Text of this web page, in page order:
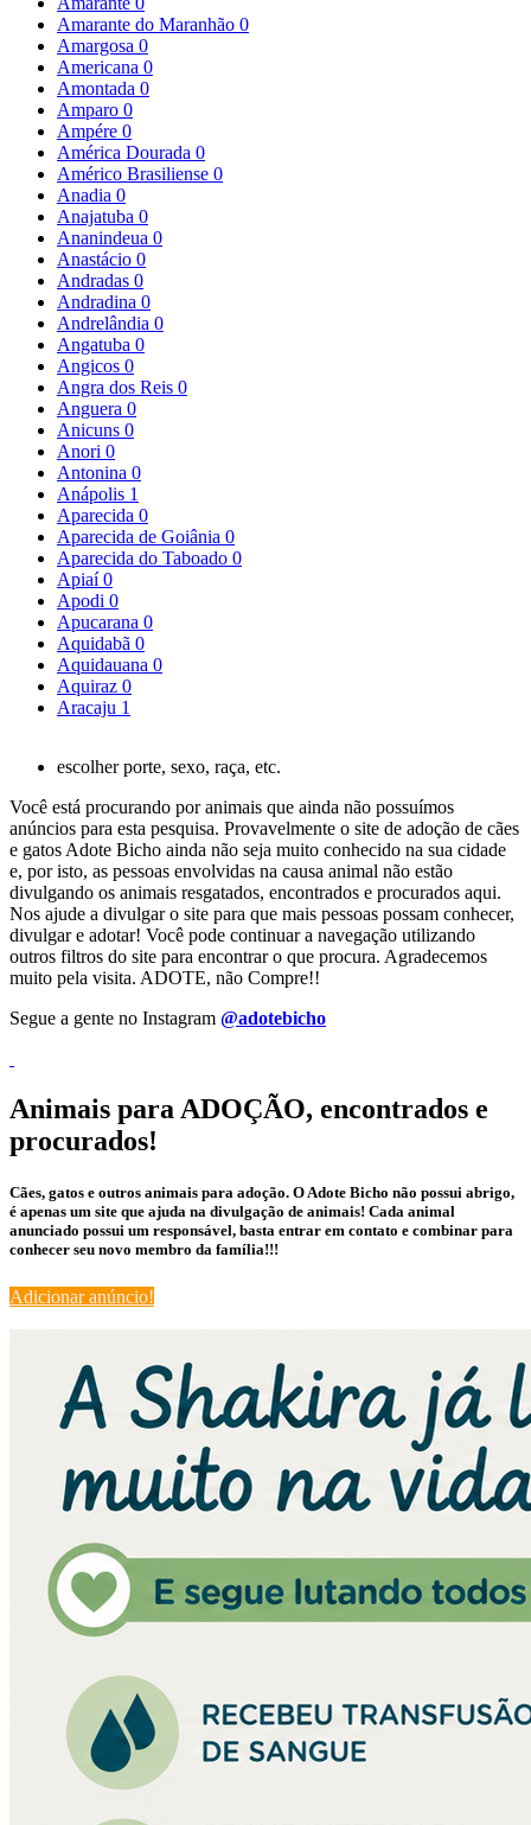
Amarante do Maranhão 0
Amargosa 0
Americana 0
Amontada 0
Amparo 0
Ampére 0
América Dourada 0
Américo Brasiliense 0
Anadia 0
Anajatuba 0
Ananindeua 0
Anastácio 0
Andradas 0
Andradina 0
Andrelândia 0
Angatuba 0
Angicos 0
Angra dos Reis 0
Anguera 0
Anicuns 0
Anori 0
Antonina 0
Anápolis 1
Aparecida 0
Aparecida de Goiânia 0
Aparecida do Taboado 0
Apiaí0
Apodi 0
Apucarana 0
Aquidabã 0
Aquidauana 0
Aquiraz 0
Aracaju 1
escolher porte, sexo, raça, etc.
Você está procurando por animais que ainda não possuímos
anúncios para esta pesquisa. Provavelmente o site de adoção de cães
e gatos Adote Bicho ainda não seja muito conhecido na sua cidade
e, por isto, as pessoas envolvidas na causa animal não estão
divulgando os animais resgatados, encontrados e procurados aqui.
Nos ajude a divulgar o site para que mais pessoas possam conhecer,
divulgar e adotar! Você pode continuar a navegação utilizando
outros filtros do site para encontrar o que procura. Agradecemos
muito pela visita. ADOTE, não Compre!!
Segue a gente no Instagram @adotebicho
Animais para ADOÇÃO, encontrados e
procurados!
Cães, gatos e outros animais para adoção. O Adote Bicho não possui abrigo,
é apenas um site que ajuda na divulgação de animais! Cada animal
anunciado possui um responsável, basta entrar em contato e combinar para
conhecer seu novo membro da família!!!
Adicionar anúncio!